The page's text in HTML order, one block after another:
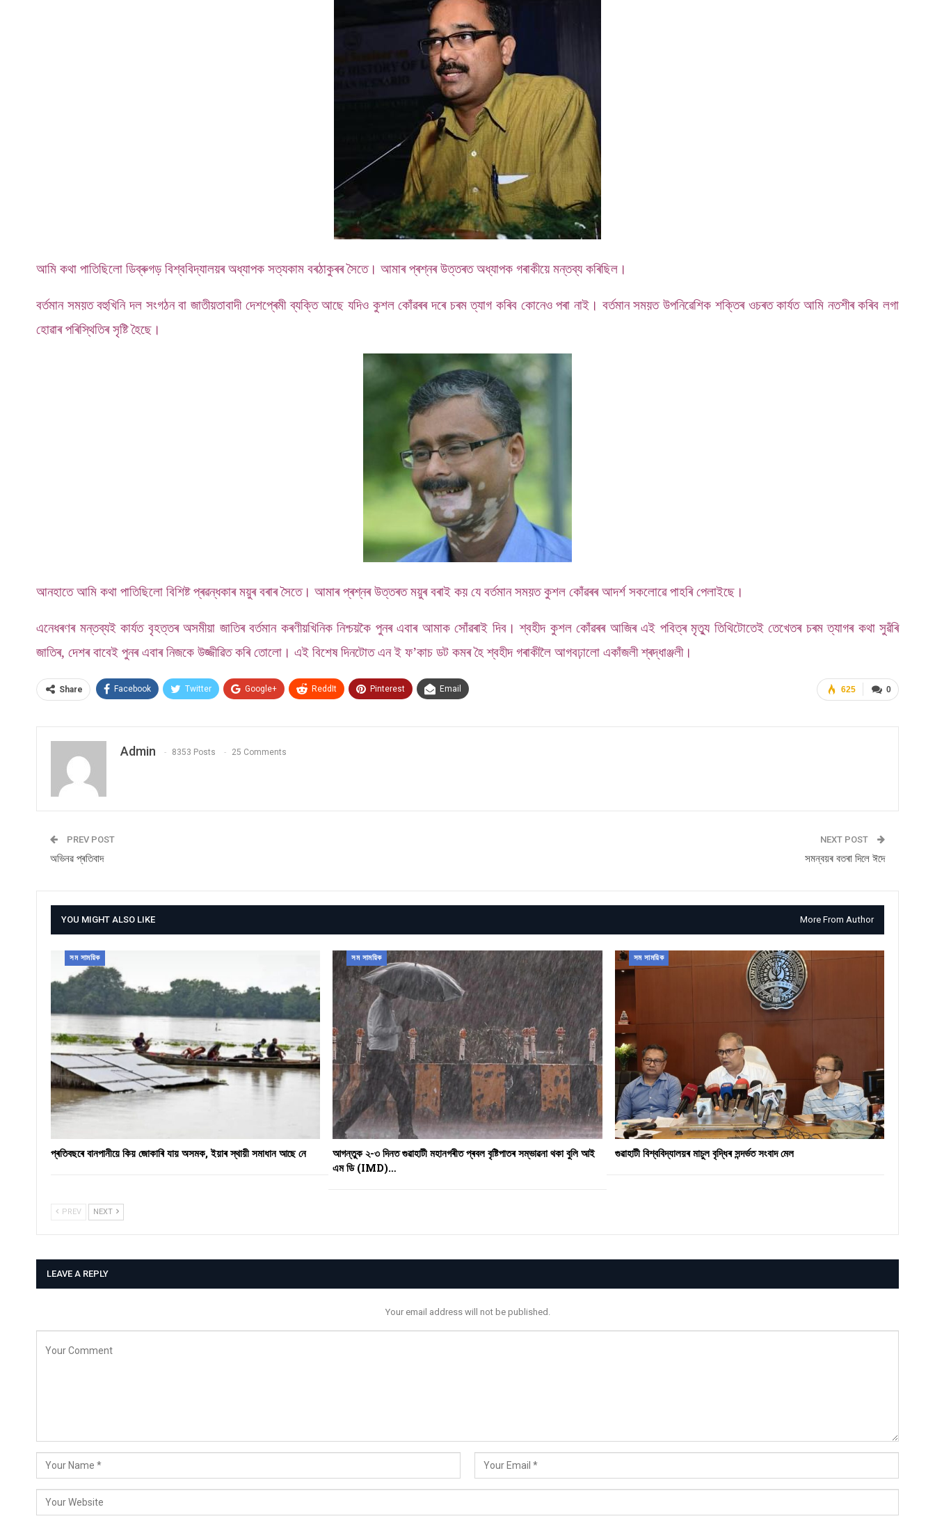
আমি কথা পাতিছিলো ডিব্ৰুগড় বিশ্ববিদ্যালয়ৰ অধ্যাপক সত্যকাম বৰঠাকুৰৰ সৈতে। আমাৰ প্ৰশ্নৰ উত্তৰত অধ্যাপক গৰাকীয়ে মন্তব্য কৰিছিল।
বৰ্তমান সময়ত বহুখিনি দল সংগঠন বা জাতীয়তাবাদী দেশপ্ৰেমী ব্যক্তি আছে যদিও কুশল কোঁৱৰৰ দৰে চৰম ত্যাগ কৰিব কোনেও পৰা নাই। বৰ্তমান সময়ত উপনিৱেশিক শক্তিৰ ওচৰত কাৰ্যত আমি নতশীৰ কৰিব লগা
হোৱাৰ পৰিস্থিতিৰ সৃষ্টি হৈছে।
আনহাতে আমি কথা পাতিছিলো বিশিষ্টপ্ৰৱন্ধকাৰ ময়ুৰ বৰাৰ সৈতে। আমাৰ প্ৰশ্নৰ উত্তৰত ময়ুৰ বৰাই কয় যে বৰ্তমান সময়ত কুশল কোঁৱৰৰ আদৰ্শ সকলোৱে পাহৰি পেলাইছে।
এনেধৰণৰ মন্তব্যই কাৰ্যত বৃহত্তৰ অসমীয়া জাতিৰ বৰ্তমান কৰণীয়খিনিক নিশ্চয়কৈ পুনৰ এবাৰ আমাক সোঁৱৰাই দিব। শ্বহীদ কুশল কোঁৱৰৰ আজিৰ এই পবিত্ৰ মৃত্যু তিথিটোতেই তেখেতৰ চৰম ত্যাগৰ কথা সুৱঁৰি
জাতিৰ, দেশৰ বাবেই পুনৰ এবাৰ নিজকে উজ্জীৱিত কৰি তোলো। এই বিশেষ দিনটোত এন ই ফ’কাচ ডট কমৰ হৈ শ্বহীদ গৰাকীলৈ আগবঢ়ালো একাঁজলী শ্ৰদ্ধাঞ্জলী।
0
625
Share Facebook Twitter Google+ ReddIt Pinterest Email
Admin 8353 Posts 25 Comments
PREV POST
অভিনৱ প্ৰতিবাদ
NEXT POST
সমন্বয়ৰ বতৰা দিলে ঈদে
YOU MIGHT ALSO LIKE More From Author
সম সাময়িক
প্ৰতিবছৰে বানপানীয়ে কিয় জোকাৰি যায় অসমক, ইয়াৰ স্থায়ী সমাধান আছে নে
সম সাময়িক
আগন্তুক ২-৩ দিনত গুৱাহাটী মহানগৰীত প্ৰবল বৃষ্টিপাতৰ সম্ভাৱনা থকা বুলি আই
এম ডি (IMD)…
সম সাময়িক
গুৱাহাটী বিশ্ববিদ্যালয়ৰ মাচুল বৃদ্ধিৰ সন্দৰ্ভত সংবাদ মেল
PREV NEXT
LEAVE A REPLY
Your email address will not be published.